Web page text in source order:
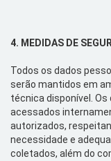
4. MEDIDAS DE
Todos os dados
serão mantidos em
técnica disponível. Os
acessados
autorizados,
necessidade e
coletados, além do